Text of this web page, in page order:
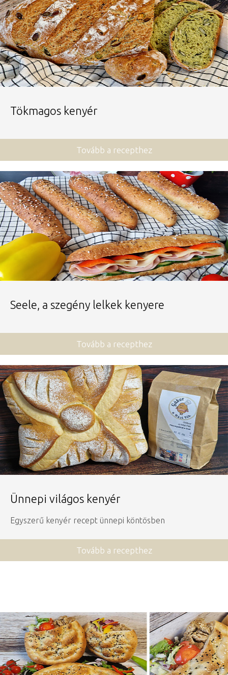
Tökmagos kenyér
Tovább a recepthez
Seele, a szegény lelkek kenyere
Tovább a recepthez
Ünnepi világos kenyér
Egyszerű kenyér recept ünnepi köntösben
Tovább a recepthez